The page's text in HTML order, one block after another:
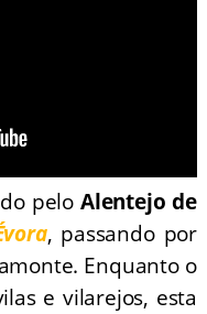
pelo Alentejo de
, passando por
Enquanto o
e vilarejos, esta